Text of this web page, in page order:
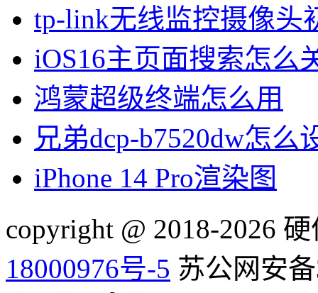
tp-link无线监控摄像头
iOS16主页面搜索怎么
鸿蒙超级终端怎么用
兄弟dcp-b7520dw怎么
iPhone 14 Pro渲染图
copyright @ 2018-2026
18000976号-5 苏公网安